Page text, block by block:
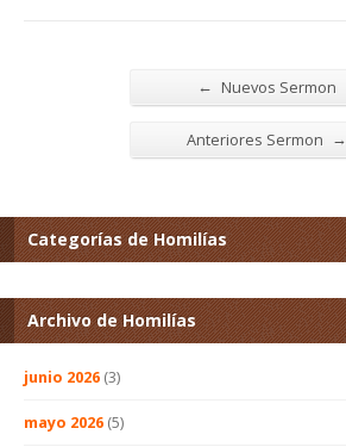
← Nuevos Sermon
Anteriores Sermon →
Categorías de Homilías
Archivo de Homilías
junio 2026 (3)
mayo 2026 (5)